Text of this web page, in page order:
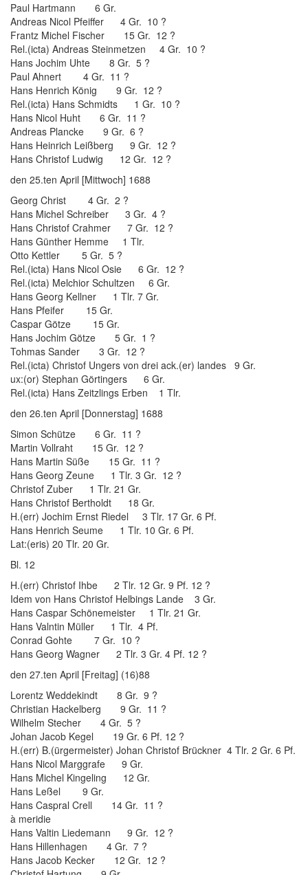
Paul Hartmann 6 Gr.
Andreas Nicol Pfeiffer 4 Gr. 10 ?
Frantz Michel Fischer 15 Gr. 12 ?
Rel.(icta) Andreas Steinmetzen 4 Gr. 10 ?
Hans Jochim Uhte 8 Gr. 5 ?
Paul Ahnert 4 Gr. 11 ?
Hans Henrich König 9 Gr. 12 ?
Rel.(icta) Hans Schmidts 1 Gr. 10 ?
Hans Nicol Huht 6 Gr. 11 ?
Andreas Plancke 9 Gr. 6 ?
Hans Heinrich Leißberg 9 Gr. 12 ?
Hans Christof Ludwig 12 Gr. 12 ?
den 25.ten April [Mittwoch] 1688
Georg Christ 4 Gr. 2 ?
Hans Michel Schreiber 3 Gr. 4 ?
Hans Christof Crahmer 7 Gr. 12 ?
Hans Günther Hemme 1 Tlr.
Otto Kettler 5 Gr. 5 ?
Rel.(icta) Hans Nicol Osie 6 Gr. 12 ?
Rel.(icta) Melchior Schultzen 6 Gr.
Hans Georg Kellner 1 Tlr. 7 Gr.
Hans Pfeifer 15 Gr.
Caspar Götze 15 Gr.
Hans Jochim Götze 5 Gr. 1 ?
Tohmas Sander 3 Gr. 12 ?
Rel.(icta) Christof Ungers von drei ack.(er) landes 9 Gr.
ux:(or) Stephan Görtingers 6 Gr.
Rel.(icta) Hans Zeitzlings Erben 1 Tlr.
den 26.ten April [Donnerstag] 1688
Simon Schütze 6 Gr. 11 ?
Martin Vollraht 15 Gr. 12 ?
Hans Martin Süße 15 Gr. 11 ?
Hans Georg Zeune 1 Tlr. 3 Gr. 12 ?
Christof Zuber 1 Tlr. 21 Gr.
Hans Christof Bertholdt 18 Gr.
H.(err) Jochim Ernst Riedel 3 Tlr. 17 Gr. 6 Pf.
Hans Henrich Seume 1 Tlr. 10 Gr. 6 Pf.
Lat:(eris) 20 Tlr. 20 Gr.
Bl. 12
H.(err) Christof Ihbe 2 Tlr. 12 Gr. 9 Pf. 12 ?
Idem von Hans Christof Helbings Lande 3 Gr.
Hans Caspar Schönemeister 1 Tlr. 21 Gr.
Hans Valntin Müller 1 Tlr. 4 Pf.
Conrad Gohte 7 Gr. 10 ?
Hans Georg Wagner 2 Tlr. 3 Gr. 4 Pf. 12 ?
den 27.ten April [Freitag] (16)88
Lorentz Weddekindt 8 Gr. 9 ?
Christian Hackelberg 9 Gr. 11 ?
Wilhelm Stecher 4 Gr. 5 ?
Johan Jacob Kegel 19 Gr. 6 Pf. 12 ?
H.(err) B.(ürgermeister) Johan Christof Brückner 4 Tlr. 2 Gr. 6 Pf.
Hans Nicol Marggrafe 9 Gr.
Hans Michel Kingeling 12 Gr.
Hans Leßel 9 Gr.
Hans Caspral Crell 14 Gr. 11 ?
à meridie
Hans Valtin Liedemann 9 Gr. 12 ?
Hans Hillenhagen 4 Gr. 7 ?
Hans Jacob Kecker 12 Gr. 12 ?